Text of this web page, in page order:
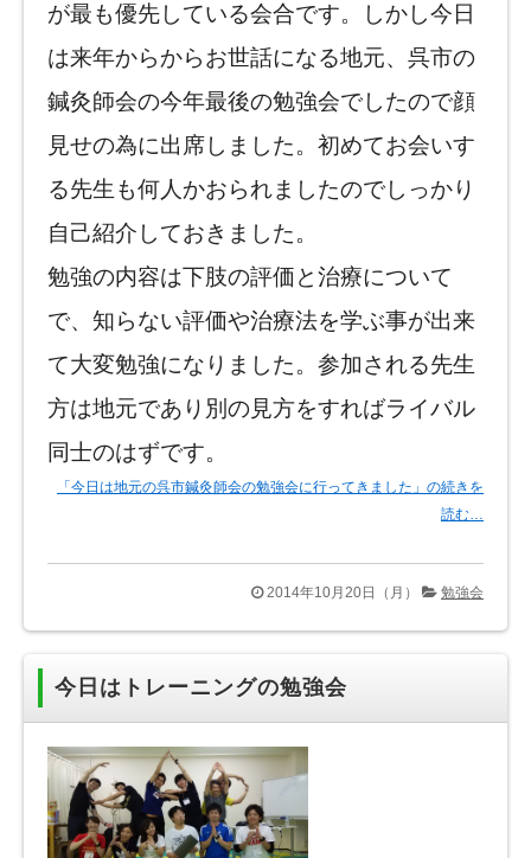
が最も優先している会合です。しかし今日
は来年からからお世話になる地元、呉市の
鍼灸師会の今年最後の勉強会でしたので顔
見せの為に出席しました。初めてお会いす
る先生も何人かおられましたのでしっかり
自己紹介しておきました。
勉強の内容は下肢の評価と治療について
で、知らない評価や治療法を学ぶ事が出来
て大変勉強になりました。参加される先生
方は地元であり別の見方をすればライバル
同士のはずです。
「今日は地元の呉市鍼灸師会の勉強会に行ってきました」の続きを
読む…
2014年10月20日（月） 勉強会
今日はトレーニングの勉強会